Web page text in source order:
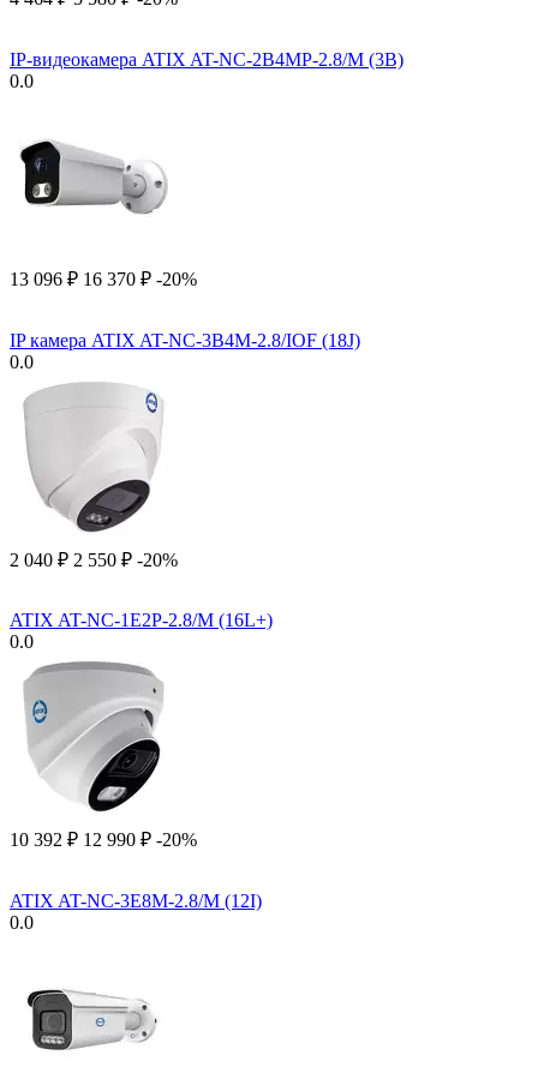
IP-видеокамера ATIX AT-NC-2B4MP-2.8/M (3B)
0.0
13 096 ₽ 16 370 ₽ -20%
IP камера ATIX AT-NC-3B4M-2.8/IOF (18J)
0.0
2 040 ₽ 2 550 ₽ -20%
ATIX AT-NC-1E2P-2.8/M (16L+)
0.0
10 392 ₽ 12 990 ₽ -20%
ATIX AT-NC-3E8M-2.8/M (12I)
0.0